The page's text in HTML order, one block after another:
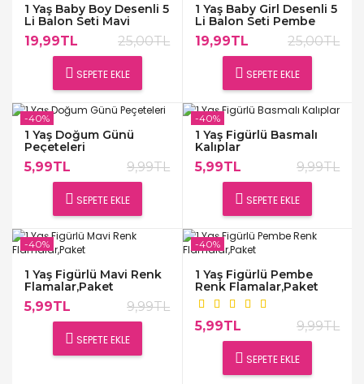
1 Yaş Baby Boy Desenli 5
Li Balon Seti Mavi
19,99TL 25,00TL
SEPETE EKLE
1 Yaş Baby Girl Desenli 5
Li Balon Seti Pembe
19,99TL 25,00TL
SEPETE EKLE
1 Yaş Doğum Günü
Peçeteleri
5,99TL 9,99TL
SEPETE EKLE
-40%
1 Yaş Figürlü Basmalı
Kalıplar
5,99TL 9,99TL
SEPETE EKLE
-40%
1 Yaş Figürlü Mavi Renk
Flamalar,Paket
5,99TL 9,99TL
SEPETE EKLE
-40%
1 Yaş Figürlü Pembe
Renk Flamalar,Paket
5,99TL 9,99TL
SEPETE EKLE
-40%